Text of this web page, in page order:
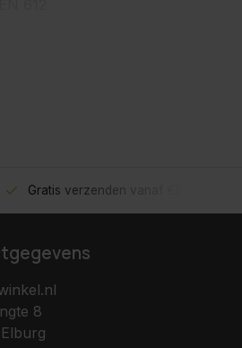
Gratis verzenden vanaf €200,- excl.
8